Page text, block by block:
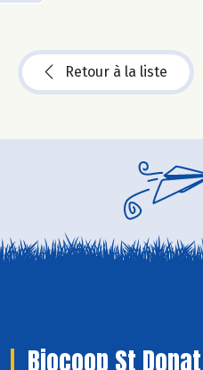
Retour à la liste
Biocoop St Donat